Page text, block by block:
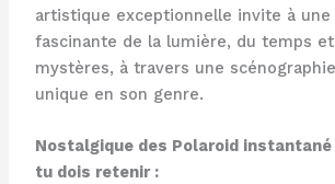
artistique exceptionnelle invite à une
fascinante de la lumière, du temps
mystères, à travers une
unique en son genre.
Nostalgique des Polaroid instantané
tu dois retenir :